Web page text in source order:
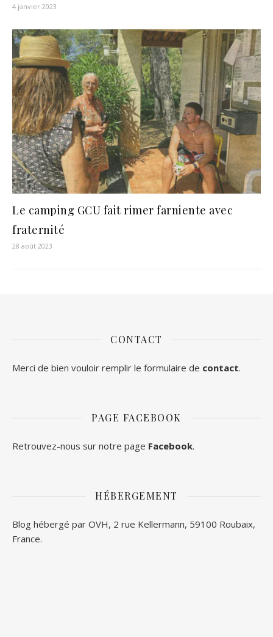
4 janvier 2023
Le camping GCU fait rimer farniente avec
fraternité
28 août 2023
CONTACT
Merci de bien vouloir remplir le formulaire de contact.
PAGE FACEBOOK
Retrouvez-nous sur notre page Facebook.
HÉBERGEMENT
Blog hébergé par OVH, 2 rue Kellermann, 59100 Roubaix,
France.